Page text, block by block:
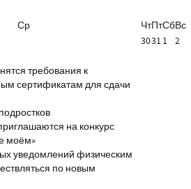
Ср ЧтПтСбВс
30311 2
требования к
сертификатам для сдачи
на конкурс
моём»
уведомлений физическим
по новым